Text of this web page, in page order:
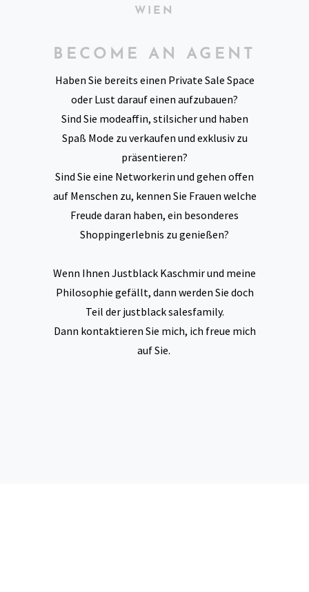
WIEN
BECOME AN AGENT
Haben Sie bereits einen Private Sale Space
oder Lust darauf einen aufzubauen?
Sind Sie modeaffin, stilsicher und haben
Spaß Mode zu verkaufen und exklusiv zu
präsentieren?
Sind Sie eine Networkerin und gehen offen
auf Menschen zu, kennen Sie Frauen welche
Freude daran haben, ein besonderes
Shoppingerlebnis zu genießen?
Wenn Ihnen Justblack Kaschmir und meine
Philosophie gefällt, dann werden Sie doch
Teil der justblack salesfamily.
Dann kontaktieren Sie mich, ich freue mich
auf Sie.